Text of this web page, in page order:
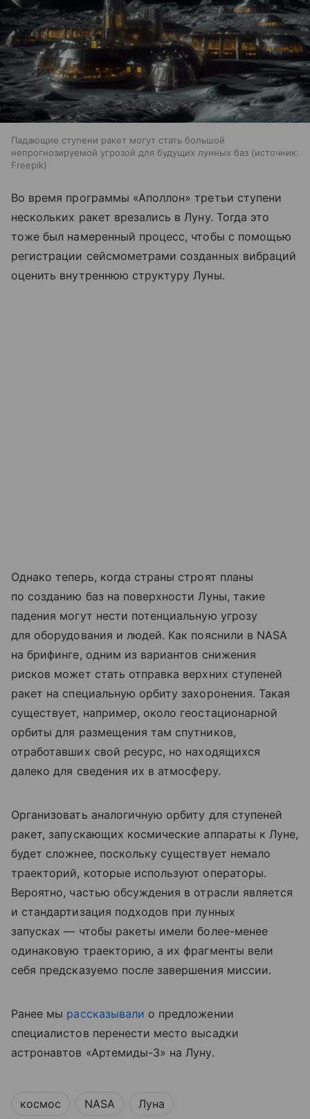
Падающие ступени ракет могут стать большой
непрогнозируемой угрозой для будущих лунных баз
источник:
Freepik
Во время программы «Аполлон» третьи ступени
нескольких ракет врезались в Луну. Тогда это
тоже был намеренный процесс, чтобы с помощью
регистрации сейсмометрами созданных вибраций
оценить внутреннюю структуру Луны.
Однако теперь, когда страны строят планы
по созданию баз на поверхности Луны, такие
падения могут нести потенциальную угрозу
для оборудования и людей. Как пояснили в NASA
на брифинге, одним из вариантов снижения
рисков может стать отправка верхних ступеней
ракет на специальную орбиту захоронения. Такая
существует, например, около геостационарной
орбиты для размещения там спутников,
отработавших свой ресурс, но находящихся
далеко для сведения их в атмосферу.
Организовать аналогичную орбиту для ступеней
ракет, запускающих космические аппараты к Луне,
будет сложнее, поскольку существует немало
траекторий, которые используют операторы.
Вероятно, частью обсуждения в отрасли является
и стандартизация подходов при лунных
запусках — чтобы ракеты имели более-менее
одинаковую траекторию, а их фрагменты вели
себя предсказуемо после завершения миссии.
Ранее мы рассказывали о предложении
специалистов перенести место высадки
астронавтов «Артемиды-3» на Луну.
космос NASA Луна